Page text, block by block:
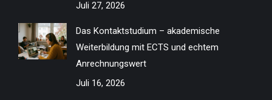
Juli 27, 2026
Das Kontaktstudium – akademische
Weiterbildung mit ECTS und echtem
Anrechnungswert
Juli 16, 2026